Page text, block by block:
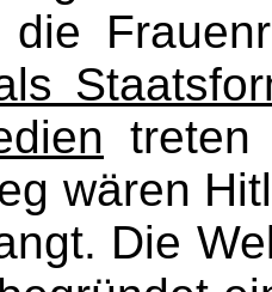
die
treten
wären
Die